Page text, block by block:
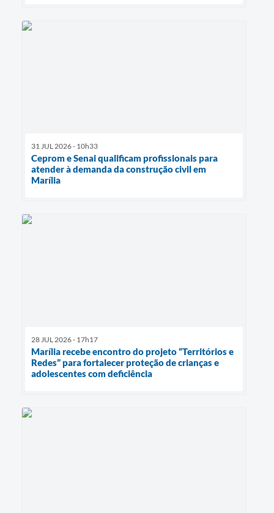
31 JUL 2026 - 10h33
Ceprom e Senai qualificam profissionais para
atender à demanda da construção civil em
Marília
28 JUL 2026 - 17h17
Marília recebe encontro do projeto “Territórios e
Redes” para fortalecer proteção de crianças e
adolescentes com deficiência